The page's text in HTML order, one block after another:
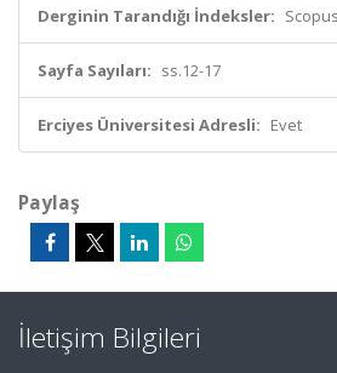
Derginin Tarandığı İndeksler:
Sayfa Sayıları: ss.12-17
Erciyes Üniversitesi Adresli: Evet
Paylaş
İletişim Bilgileri